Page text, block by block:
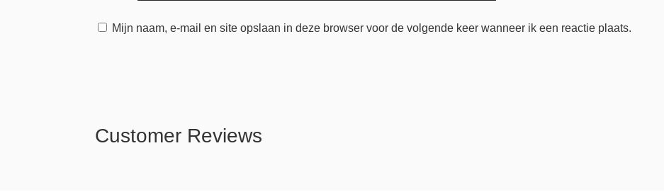
Mijn naam, e-mail en site opslaan in deze browser voor de volgende keer wanneer ik een reactie plaats.
Customer Reviews